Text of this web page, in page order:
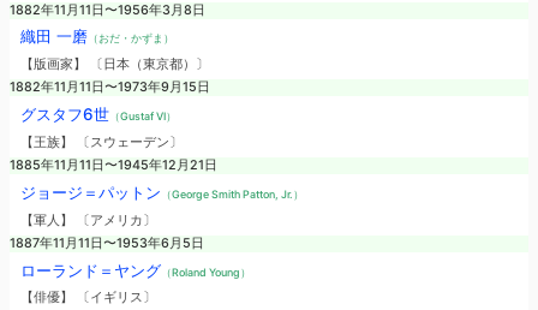
1882年11月11日〜1956年3月8日
織田 一磨（おだ・かずま）
【版画家】 〔日本（東京都）〕
1882年11月11日〜1973年9月15日
グスタフ6世（Gustaf VI）
【王族】 〔スウェーデン〕
1885年11月11日〜1945年12月21日
ジョージ＝パットン （George Smith Patton, Jr.）
【軍人】 〔アメリカ〕
1887年11月11日〜1953年6月5日
ローランド＝ヤング （Roland Young）
【俳優】 〔イギリス〕